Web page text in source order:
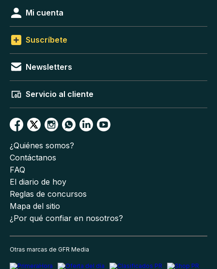
Mi cuenta
Suscríbete
Newsletters
Servicio al cliente
¿Quiénes somos?
Contáctanos
FAQ
El diario de hoy
Reglas de concursos
Mapa del sitio
¿Por qué confiar en nosotros?
Otras marcas de GFR Media